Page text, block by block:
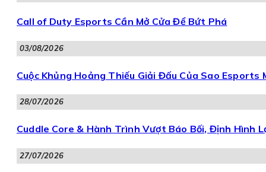
Call of Duty Esports Cần Mở Cửa Để Bứt Phá
03/08/2026
Cuộc Khủng Hoảng Thiếu Giải Đấu Của Sao Esports
28/07/2026
Cuddle Core & Hành Trình Vượt Báo Bối, Định Hình
27/07/2026